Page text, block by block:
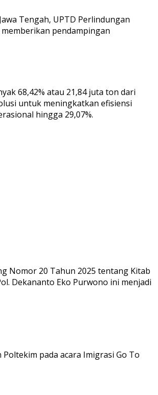
Tengah, UPTD Perlindungan
pendampingan
68,42% atau 21,84 juta ton dari
untuk meningkatkan efisiensi
hingga 29,07%.
Nomor 20 Tahun 2025 tentang Kitab
Dekananto Eko Purwono ini menjadi
pada acara Imigrasi Go To